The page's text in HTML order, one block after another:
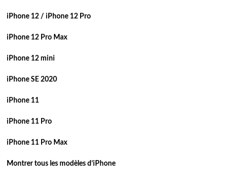
iPhone 12 / iPhone 12 Pro
iPhone 12 Pro Max
iPhone 12 mini
iPhone SE 2020
iPhone 11
iPhone 11 Pro
iPhone 11 Pro Max
Montrer tous les modèles d’iPhone